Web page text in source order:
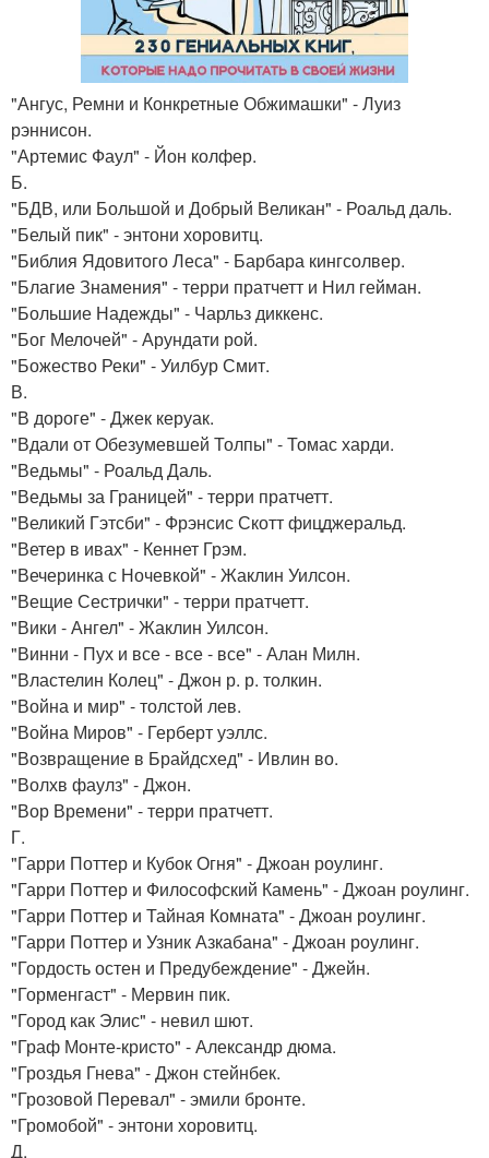
"Ангус, Ремни и Конкретные Обжимашки" - Луиз
рэннисон.
"Артемис Фаул" - Йон колфер.
Б.
"БДВ, или Большой и Добрый Великан" - Роальд даль.
"Белый пик" - энтони хоровитц.
"Библия Ядовитого Леса" - Барбара кингсолвер.
"Благие Знамения" - терри пратчетт и Нил гейман.
"Большие Надежды" - Чарльз диккенс.
"Бог Мелочей" - Арундати рой.
"Божество Реки" - Уилбур Смит.
В.
"В дороге" - Джек керуак.
"Вдали от Обезумевшей Толпы" - Томас харди.
"Ведьмы" - Роальд Даль.
"Ведьмы за Границей" - терри пратчетт.
"Великий Гэтсби" - Фрэнсис Скотт фицджеральд.
"Ветер в ивах" - Кеннет Грэм.
"Вечеринка с Ночевкой" - Жаклин Уилсон.
"Вещие Сестрички" - терри пратчетт.
"Вики - Ангел" - Жаклин Уилсон.
"Винни - Пух и все - все - все" - Алан Милн.
"Властелин Колец" - Джон р. р. толкин.
"Война и мир" - толстой лев.
"Война Миров" - Герберт уэллс.
"Возвращение в Брайдсхед" - Ивлин во.
"Волхв фаулз" - Джон.
"Вор Времени" - терри пратчетт.
Г.
"Гарри Поттер и Кубок Огня" - Джоан роулинг.
"Гарри Поттер и Философский Камень" - Джоан роулинг.
"Гарри Поттер и Тайная Комната" - Джоан роулинг.
"Гарри Поттер и Узник Азкабана" - Джоан роулинг.
"Гордость остен и Предубеждение" - Джейн.
"Горменгаст" - Мервин пик.
"Город как Элис" - невил шют.
"Граф Монте-кристо" - Александр дюма.
"Гроздья Гнева" - Джон стейнбек.
"Грозовой Перевал" - эмили бронте.
"Громобой" - энтони хоровитц.
Д.